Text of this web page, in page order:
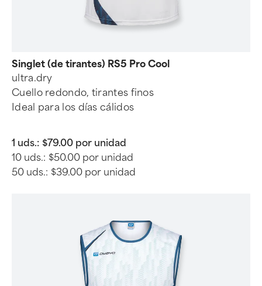
Singlet (de tirantes) RS5 Pro Cool
ultra.dry
Cuello redondo, tirantes finos
Ideal para los días cálidos
1 uds.: $79.00 por unidad
10 uds.: $50.00 por unidad
50 uds.: $39.00 por unidad